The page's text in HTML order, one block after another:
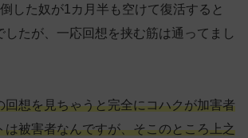
した奴が1カ月半も空けて復活すると
したが、一応回想を挟む筋は通ってまし
回想を見ちゃうと完全にコハクが加害者
は被害者なんですが、そこのところ上之